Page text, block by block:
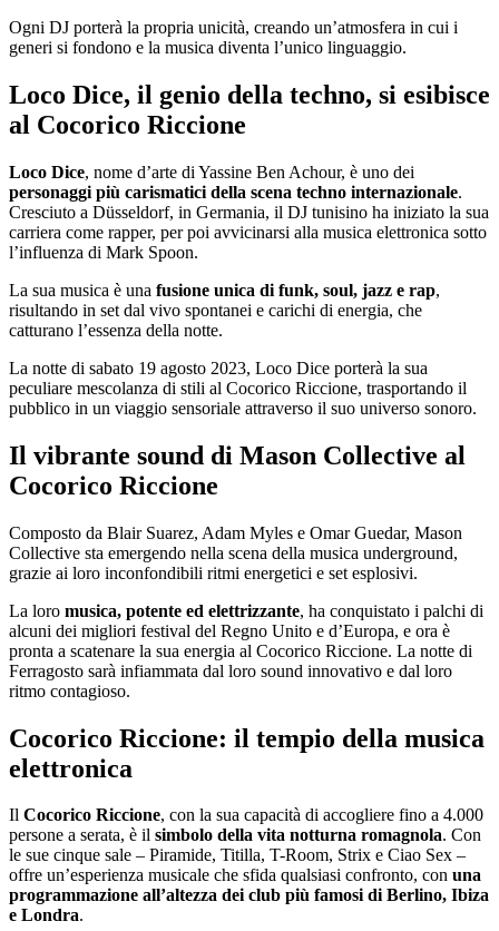
Ogni DJ porterà la propria unicità, creando un’atmosfera in cui i
generi si fondono e la musica diventa l’unico linguaggio.
Loco Dice, il genio della techno, si esibisce
al Cocorico Riccione
Loco Dice, nome d’arte di Yassine Ben Achour, è uno dei
personaggi più carismatici della scena techno internazionale.
Cresciuto a Düsseldorf, in Germania, il DJ tunisino ha iniziato la sua
carriera come rapper, per poi avvicinarsi alla musica elettronica sotto
l’influenza di Mark Spoon.
La sua musica è una fusione unica di funk, soul, jazz e rap,
risultando in set dal vivo spontanei e carichi di energia, che
catturano l’essenza della notte.
La notte di sabato 19 agosto 2023, Loco Dice porterà la sua
peculiare mescolanza di stili al Cocorico Riccione, trasportando il
pubblico in un viaggio sensoriale attraverso il suo universo sonoro.
Il vibrante sound di Mason Collective al
Cocorico Riccione
Composto da Blair Suarez, Adam Myles e Omar Guedar, Mason
Collective sta emergendo nella scena della musica underground,
grazie ai loro inconfondibili ritmi energetici e set esplosivi.
La loro musica, potente ed elettrizzante, ha conquistato i palchi di
alcuni dei migliori festival del Regno Unito e d’Europa, e ora è
pronta a scatenare la sua energia al Cocorico Riccione. La notte di
Ferragosto sarà infiammata dal loro sound innovativo e dal loro
ritmo contagioso.
Cocorico Riccione: il tempio della musica
elettronica
Il Cocorico Riccione, con la sua capacità di accogliere fino a 4.000
persone a serata, è il simbolo della vita notturna romagnola. Con
le sue cinque sale – Piramide, Titilla, T-Room, Strix e Ciao Sex –
offre un’esperienza musicale che sfida qualsiasi confronto, con una
programmazione all’altezza dei club più famosi di Berlino, Ibiza
e Londra.